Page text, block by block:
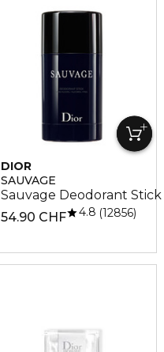
DIOR
SAUVAGE
Sauvage Deodorant Stick
54.90 CHF
4.8 12856